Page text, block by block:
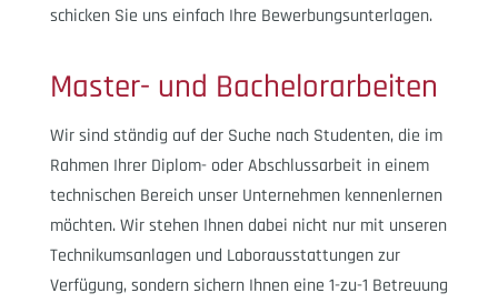
schicken Sie uns einfach Ihre Bewerbungsunterlagen.
Master- und Bachelorarbeiten
Wir sind ständig auf der Suche nach Studenten, die im
Rahmen Ihrer Diplom- oder Abschlussarbeit in einem
technischen Bereich unser Unternehmen kennenlernen
möchten.Wir stehen Ihnen dabei nicht nur mit unseren
Technikumsanlagen und Laborausstattungen zur
Verfügung, sondern sichern Ihnen eine 1-zu-1 Betreuung